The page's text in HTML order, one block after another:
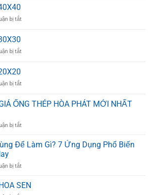
bị tắt
bị tắt
bị tắt
HỘP
20X20
ỐNG THÉP HÒA PHÁT MỚI NHẤT
bị tắt
BÁO
THÉP
PHÁT
Để Làm Gì? 7 Ứng Dụng Phổ Biến
bị tắt
Hộp
SEN